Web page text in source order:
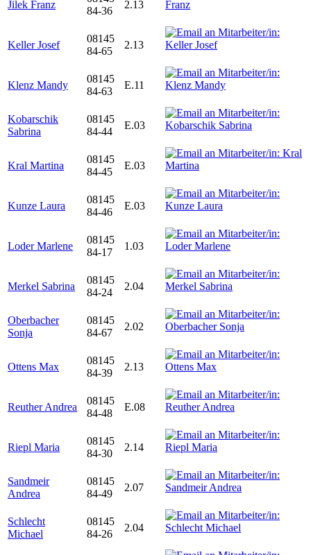
Jilek Franz
84-36
2.13
Keller Josef
08145
84-65
2.13
Klenz Mandy
08145
84-63
E.11
Kobarschik
Sabrina
08145
84-44
E.03
Kral Martina
08145
84-45
E.03
Kunze Laura
08145
84-46
E.03
Loder Marlene
08145
84-17
1.03
Merkel Sabrina
08145
84-24
2.04
Oberbacher
Sonja
08145
84-67
2.02
Ottens Max
08145
84-39
2.13
Reuther Andrea
08145
84-48
E.08
Riepl Maria
08145
84-30
2.14
Sandmeir
Andrea
08145
84-49
2.07
Schlecht
Michael
08145
84-26
2.04